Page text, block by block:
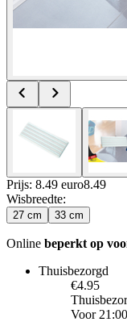
Prijs: 8.49 euro8.49
Wisbreedte:
27 cm 33 cm
Online beperkt op
Thuisbezorgd
€4.95
Voor